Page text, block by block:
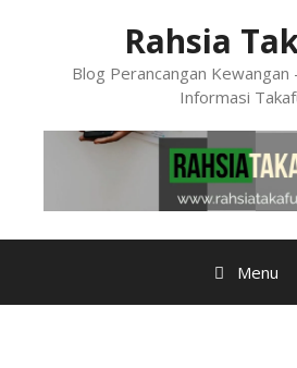
Rahsia
Blog Perancangan Kewangan
Informasi
Menu